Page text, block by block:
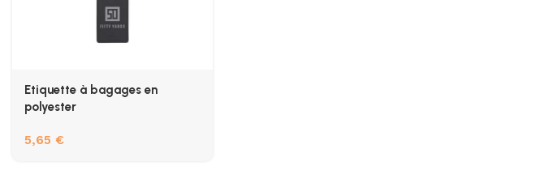
Etiquette à bagages en
polyester
5,65 €